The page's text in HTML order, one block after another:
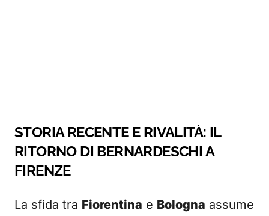
STORIA RECENTE E RIVALITÀ: IL
RITORNO DI BERNARDESCHI A
FIRENZE
La sfida tra Fiorentina e Bologna assume